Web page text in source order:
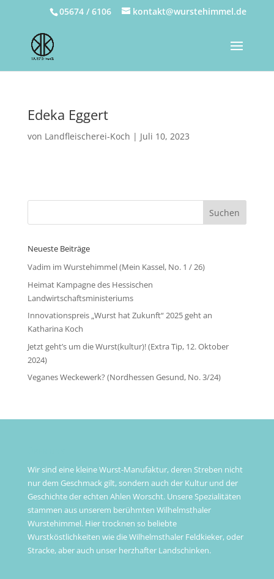
05674 / 6106 kontakt@wurstehimmel.de
Edeka Eggert
von Landfleischerei-Koch | Juli 10, 2023
Neueste Beiträge
Vadim im Wurstehimmel (Mein Kassel, No. 1 / 26)
Heimat Kampagne des Hessischen
Landwirtschaftsministeriums
Innovationspreis „Wurst hat Zukunft“ 2025 geht an
Katharina Koch
Jetzt geht’s um die Wurst(kultur)! (Extra Tip, 12. Oktober
2024)
Veganes Weckewerk? (Nordhessen Gesund, No. 3/24)
Wir sind eine kleine Wurst-Manufaktur, deren Streben nicht
nur dem Geschmack gilt, sondern auch der Kultur und der
Geschichte der echten Ahlen Worscht. Unsere Spezialitäten
stammen aus unserem berühmten Wilhelmsthaler
Wurstehimmel. Hier trocknen so beliebte
Wurstköstlichkeiten wie die Wilhelmsthaler Feldkieker, oder
Stracke, aber auch unser herzhafter Landschinken.